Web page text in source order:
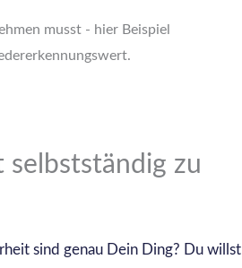
musst - hier Beispiel
selbstständig zu
sind genau Dein Ding? Du willst